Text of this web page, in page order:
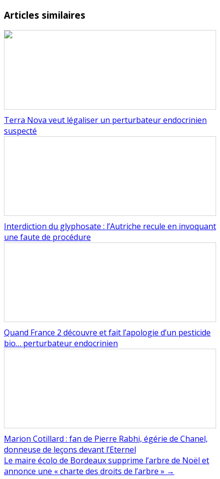
Articles similaires
Terra Nova veut légaliser un perturbateur endocrinien
suspecté
Interdiction du glyphosate : l’Autriche recule en invoquant
une faute de procédure
Quand France 2 découvre et fait l’apologie d’un pesticide
bio… perturbateur endocrinien
Marion Cotillard : fan de Pierre Rabhi, égérie de Chanel,
donneuse de leçons devant l’Eternel
Navigation
Le maire écolo de Bordeaux supprime l’arbre de Noël et
annonce une « charte des droits de l’arbre » →